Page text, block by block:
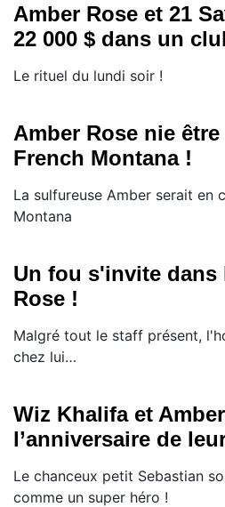
Amber Rose et 21
22 000 $ dans un
Le rituel du lundi soir !
Amber Rose nie
French Montana !
La sulfureuse Amber serait en
Montana
Un fou s'invite dans
Rose !
Malgré tout le staff présent,
chez lui…
Wiz Khalifa et
l’anniversaire de
Le chanceux petit Sebastian
comme un super héro !